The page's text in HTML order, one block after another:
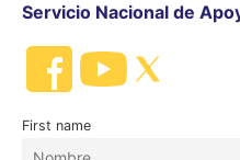
Servicio Nacional de
First name